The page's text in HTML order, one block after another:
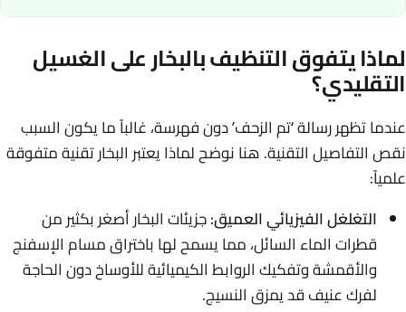
لماذا يتفوق التنظيف بالبخار على الغسيل
التقليدي؟
عندما تظهر رسالة ‘تم الزحف’ دون فهرسة، غالباً ما يكون السبب
نقص التفاصيل التقنية. هنا نوضح لماذا يعتبر البخار تقنية متفوقة
علمياً:
التغلغل الفيزيائي العميق:جزيئات البخار أصغر بكثير من
قطرات الماء السائل، مما يسمح لها باختراق مسام الإسفنج
والأقمشة وتفكيك الروابط الكيميائية للأوساخ دون الحاجة
لفرك عنيف قد يمزق النسيج.